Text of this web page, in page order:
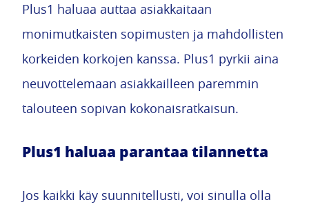
Plus1 haluaa auttaa asiakkaitaan
monimutkaisten sopimusten ja mahdollisten
korkeiden korkojen kanssa. Plus1 pyrkii aina
neuvottelemaan asiakkailleen paremmin
talouteen sopivan kokonaisratkaisun.
Plus1 haluaa parantaa tilannetta
Jos kaikki käy suunnitellusti, voi sinulla olla